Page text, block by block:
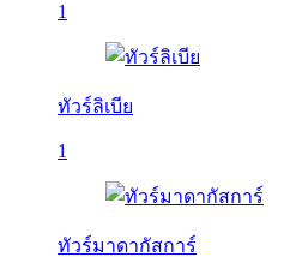
1
ทัวร์ลิเบีย
1
ทัวร์มาดากัสการ์